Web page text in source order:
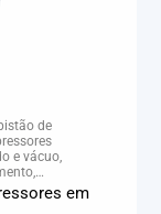
de
e vácuo,
Embalagens
e cosmética,
em